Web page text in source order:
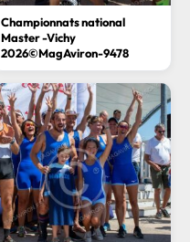
Championnats national
Master -Vichy
2026©MagAviron-9478